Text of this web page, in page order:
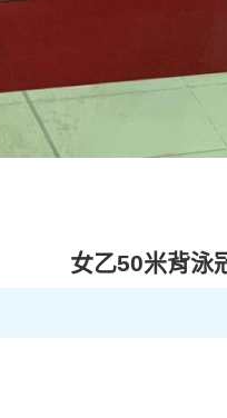
女乙50米背泳